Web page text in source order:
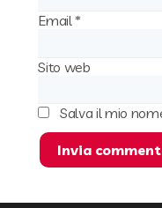
Email*
Sito web
Salva il mio